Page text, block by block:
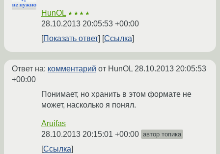
HunOL ★★★★
28.10.2013 20:05:53 +00:00
Показать ответ
Ссылка
Ответ на: комментарий от HunOL28.10.2013 20:05:53
+00:00
Понимает, но хранить в этом формате не
может, насколько я понял.
Aruifas
28.10.2013 20:15:01 +00:00 автор топика
Ссылка